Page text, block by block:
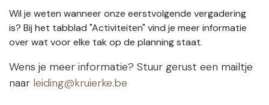
Wil je weten wanneer onze eerstvolgende vergadering
is? Bij het tabblad "Activiteiten" vind je meer informatie
over wat voor elke tak op de planning staat.
Wens je meer informatie? Stuur gerust een mailtje
naar leiding@kruierke.be